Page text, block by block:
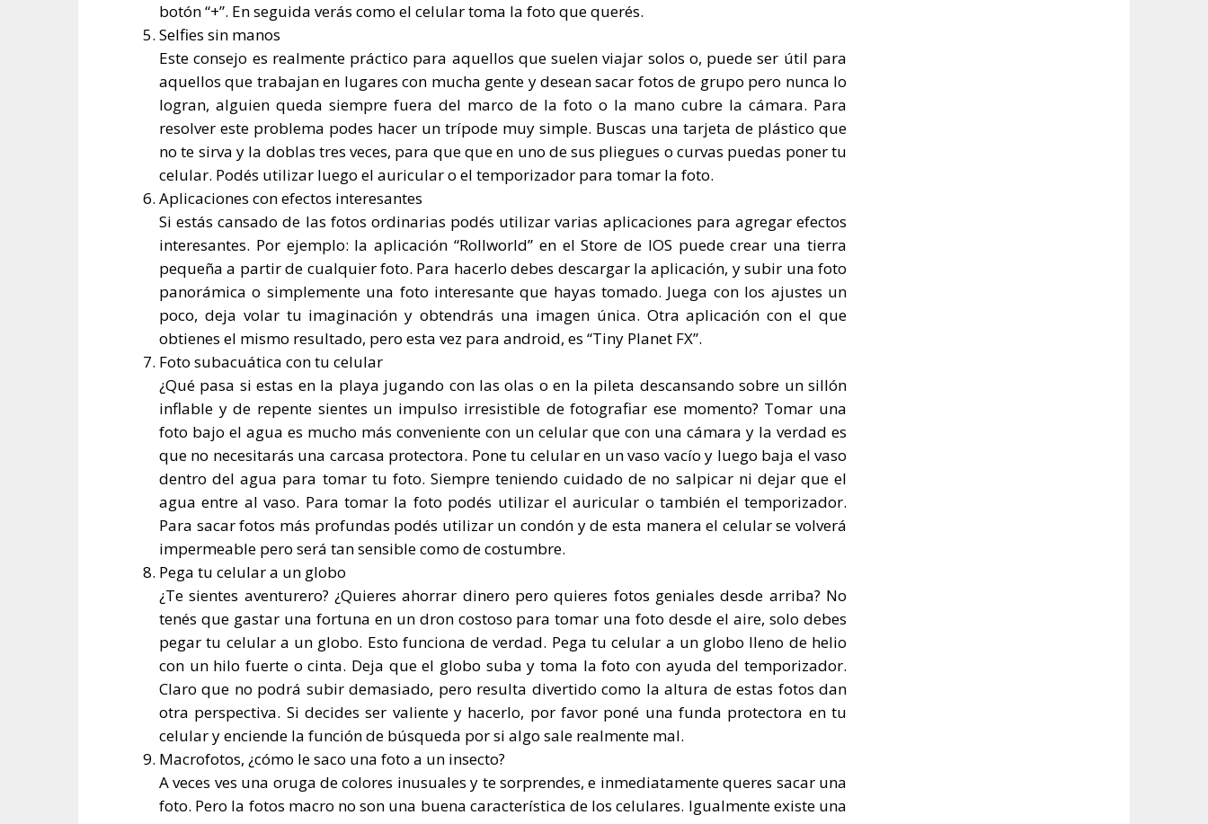
botón “+”. En seguida verás como el celular toma la foto que querés.
Selfies sin manos
Este consejo es realmente práctico para aquellos que suelen viajar solos o, puede ser útil para
aquellos que trabajan en lugares con mucha gente y desean sacar fotos de grupo pero nunca lo
logran, alguien queda siempre fuera del marco de la foto o la mano cubre la cámara. Para
resolver este problema podes hacer un trípode muy simple. Buscas una tarjeta de plástico que
no te sirva y la doblas tres veces, para que que en uno de sus pliegues o curvas puedas poner tu
celular. Podés utilizar luego el auricular o el temporizador para tomar la foto.
Aplicaciones con efectos interesantes
Si estás cansado de las fotos ordinarias podés utilizar varias aplicaciones para agregar efectos
interesantes. Por ejemplo: la aplicación “Rollworld” en el Store de IOS puede crear una tierra
pequeña a partir de cualquier foto. Para hacerlo debes descargar la aplicación, y subir una foto
panorámica o simplemente una foto interesante que hayas tomado. Juega con los ajustes un
poco, deja volar tu imaginación y obtendrás una imagen única. Otra aplicación con el que
obtienes el mismo resultado, pero esta vez para android, es “Tiny Planet FX”.
Foto subacuática con tu celular
¿Qué pasa si estas en la playa jugando con las olas o en la pileta descansando sobre un sillón
inflable y de repente sientes un impulso irresistible de fotografiar ese momento? Tomar una
foto bajo el agua es mucho más conveniente con un celular que con una cámara y la verdad es
que no necesitarás una carcasa protectora. Pone tu celular en un vaso vacío y luego baja el vaso
dentro del agua para tomar tu foto. Siempre teniendo cuidado de no salpicar ni dejar que el
agua entre al vaso. Para tomar la foto podés utilizar el auricular o también el temporizador.
Para sacar fotos más profundas podés utilizar un condón y de esta manera el celular se volverá
impermeable pero será tan sensible como de costumbre.
Pega tu celular a un globo
¿Te sientes aventurero? ¿Quieres ahorrar dinero pero quieres fotos geniales desde arriba? No
tenés que gastar una fortuna en un dron costoso para tomar una foto desde el aire, solo debes
pegar tu celular a un globo. Esto funciona de verdad. Pega tu celular a un globo lleno de helio
con un hilo fuerte o cinta. Deja que el globo suba y toma la foto con ayuda del temporizador.
Claro que no podrá subir demasiado, pero resulta divertido como la altura de estas fotos dan
otra perspectiva. Si decides ser valiente y hacerlo, por favor poné una funda protectora en tu
celular y enciende la función de búsqueda por si algo sale realmente mal.
Macrofotos, ¿cómo le saco una foto a un insecto?
A veces ves una oruga de colores inusuales y te sorprendes, e inmediatamente queres sacar una
foto. Pero la fotos macro no son una buena característica de los celulares. Igualmente existe una